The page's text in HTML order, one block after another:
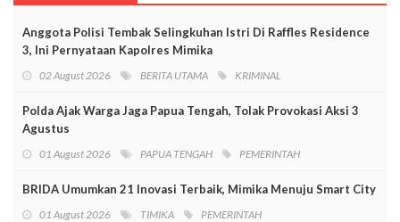
Anggota Polisi Tembak Selingkuhan Istri Di Raffles Residence
3, Ini Pernyataan Kapolres Mimika
02 August 2026 BERITA UTAMA KRIMINAL
Polda Ajak Warga Jaga Papua Tengah, Tolak Provokasi Aksi 3
Agustus
01 August 2026 PAPUA TENGAH PEMERINTAH
BRIDA Umumkan 21 Inovasi Terbaik, Mimika Menuju Smart City
01 August 2026 TIMIKA PEMERINTAH